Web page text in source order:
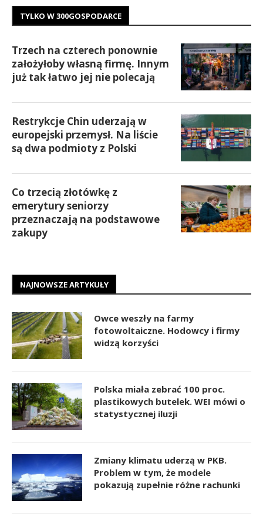
TYLKO W 300GOSPODARCE
Trzech na czterech ponownie
założyłoby własną firmę. Innym
już tak łatwo jej nie polecają
Restrykcje Chin uderzają w
europejski przemysł. Na liście
są dwa podmioty z Polski
Co trzecią złotówkę z
emerytury seniorzy
przeznaczają na podstawowe
zakupy
NAJNOWSZE ARTYKUŁY
Owce weszły na farmy
fotowoltaiczne. Hodowcy i firmy
widzą korzyści
Polska miała zebrać 100 proc.
plastikowych butelek. WEI mówi o
statystycznej iluzji
Zmiany klimatu uderzą w PKB.
Problem w tym, że modele
pokazują zupełnie różne rachunki